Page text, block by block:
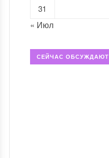
31
« Июл
СЕЙЧАС ОБСУЖДАЮТ